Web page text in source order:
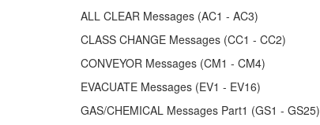
ALL CLEAR Messages (AC1 - AC3)
CLASS CHANGE Messages (CC1 - CC2)
CONVEYOR Messages (CM1 - CM4)
EVACUATE Messages (EV1 - EV16)
GAS/CHEMICAL Messages Part1 (GS1 - GS25)